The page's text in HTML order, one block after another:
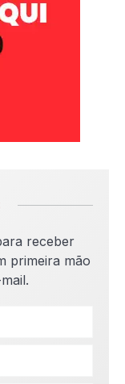
receber
primeira mão